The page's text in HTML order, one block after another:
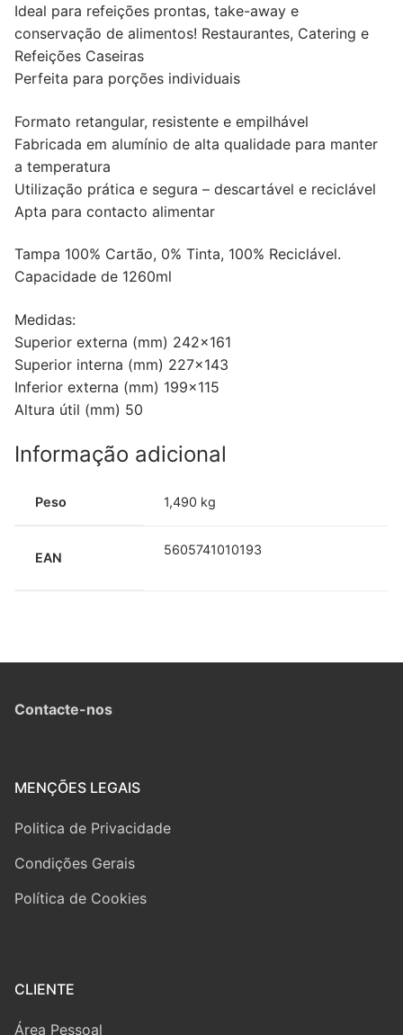
Ideal para refeições prontas, take-away e
conservação de alimentos! Restaurantes, Catering e
Refeições Caseiras
Perfeita para porções individuais
Formato retangular, resistente e empilhável
Fabricada em alumínio de alta qualidade para manter
a temperatura
Utilização prática e segura – descartável e reciclável
Apta para contacto alimentar
Tampa 100% Cartão, 0% Tinta, 100% Reciclável.
Capacidade de 1260ml
Medidas:
Superior externa (mm) 242×161
Superior interna (mm) 227×143
Inferior externa (mm) 199×115
Altura útil (mm) 50
Informação adicional
Peso 1,490 kg
EAN
5605741010193
Contacte-nos
MENÇÕES LEGAIS
Politica de Privacidade
Condições Gerais
Política de Cookies
CLIENTE
Área Pessoal